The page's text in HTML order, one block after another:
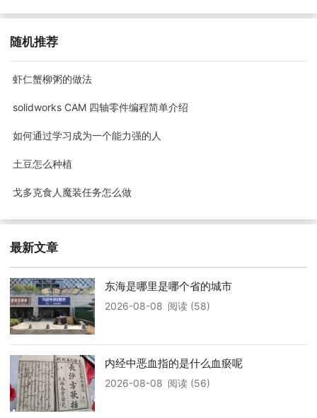
随机推荐
虾仁蟹柳粥的做法
solidworks CAM 四轴零件编程简单介绍
如何通过学习成为一个能力强的人
土豆怎么种植
戈多克食人魔装任务怎么做
最新文章
东海是哪里是哪个省的城市
2026-08-08 阅读 (58)
内经中恶血指的是什么血瘀呢
2026-08-08 阅读 (56)